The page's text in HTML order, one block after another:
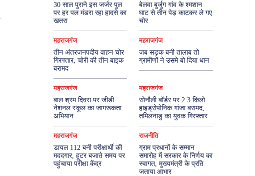
30 साल पुराने इस जर्जर पुल
पर हर पल मंडरा रहा हादसे का
खतरा
बेलवा बुर्जुग गांव के श्मशान
घाट से तीन पेड़ काटकर ले गए
चोर
महराजगंज
तीन अंतरजनपदीय वाहन चोर
गिरफ्तार, चोरी की तीन बाइक
बरामद
महराजगंज
जब सड़क बनी तालाब तो
ग्रामीणों ने उसमे बो दिया धान
महराजगंज
बाल श्रम दिवस पर जीडी
नेशनल स्कूल का जागरूकता
अभियान
महराजगंज
सोनौली बॉर्डर पर 2.3 किलो
हाइड्रोपोनिक गांजा बरामद,
तमिलनाडु का युवक गिरफ्तार
महराजगंज
डायल 112 बनी परीक्षार्थी की
मददगार, हूटर बजाते समय पर
पहुंचाया परीक्षा केंद्र
राजनीति
ग्राम प्रधानों के सम्मान
समारोह में सरकार के निर्णय का
स्वागत, मुख्यमंत्री के प्रति
जताया आभार